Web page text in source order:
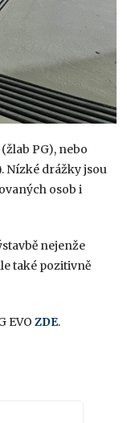
PG), nebo
Nízké drážky jsou
osob i
nejenže
také pozitivně
EVOZDE.